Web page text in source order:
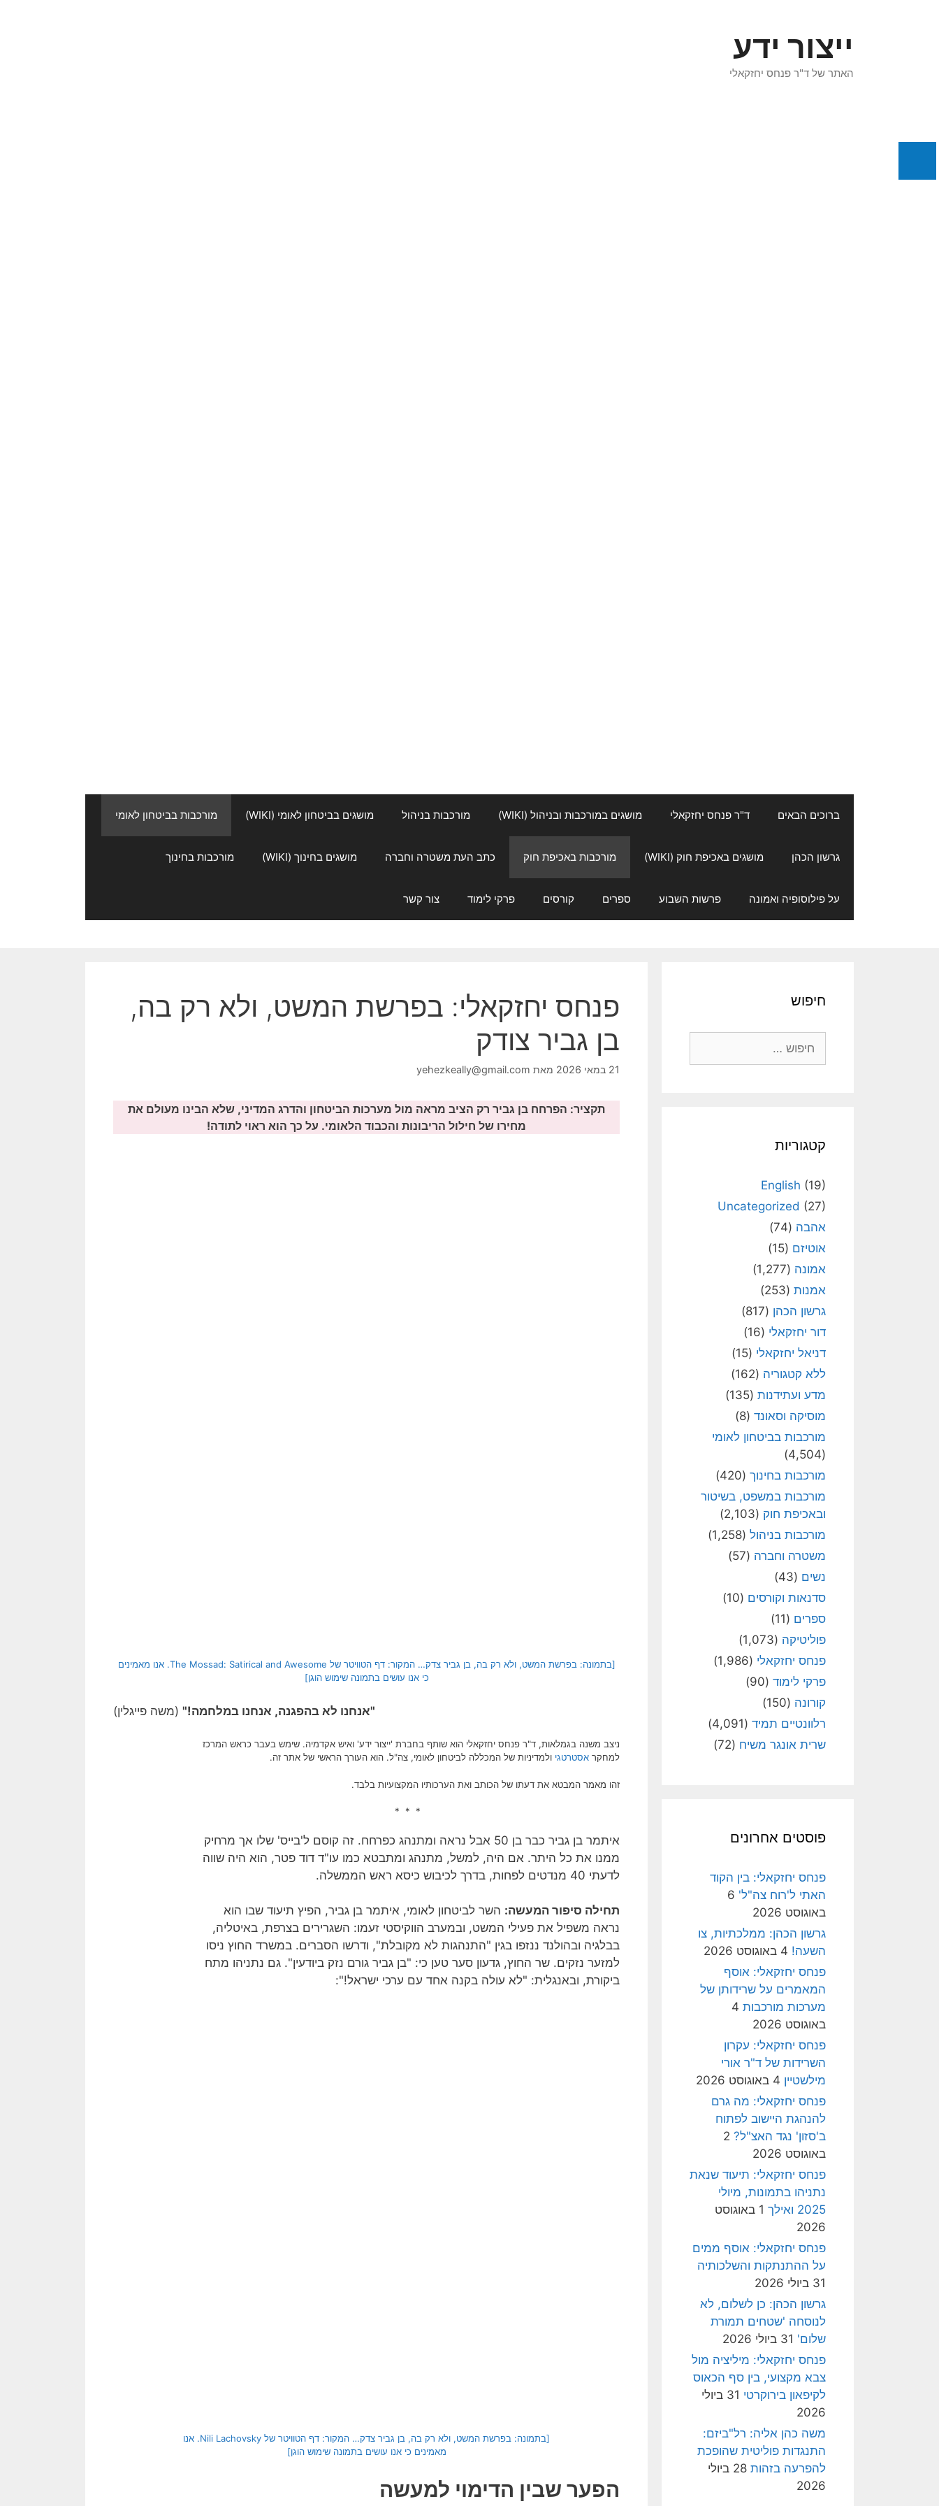
ייצור ידע
האתר של ד"ר פנחס יחזקאלי
ברוכים הבאים ד"ר פנחס יחזקאלי מושגים במורכבות ובניהול (WIKI) מורכבות בניהול מושגים בביטחון לאומי (WIKI) מורכבות בביטחון לאומי
גרשון הכהן מושגים באכיפת חוק (WIKI) מורכבות באכיפת חוק כתב העת משטרה וחברה מושגים בחינוך (WIKI) מורכבות בחינוך
על פילוסופיה ואמונה פרשות השבוע ספרים קורסים פרקי לימוד צור קשר
פנחס יחזקאלי: בפרשת המשט, ולא רק בה,
בן גביר צודק
21 במאי 2026 מאת yehezkeally@gmail.com
תקציר: הפרחח בן גביר רק הציב מראה מול מערכות הביטחון והדרג המדיני, שלא הבינו מעולם את
מחירו של חילול הריבונות והכבוד הלאומי. על כך הוא ראוי לתודה!
[בתמונה: בפרשת המשט, ולא רק בה, בן גביר צדק… המקור: דף הטוויטר של The Mossad: Satirical and Awesome. אנו מאמינים
כי אנו עושים בתמונה שימוש הוגן]
"אנחנו לא בהפגנה, אנחנו במלחמה!" (משה פייגלין)
ניצב משנה בגמלאות, ד"ר פנחס יחזקאלי הוא שותף בחברת 'ייצור ידע' ואיש אקדמיה. שימש בעבר כראש המרכז
למחקר אסטרטגי ולמדיניות של המכללה לביטחון לאומי, צה"ל. הוא העורך הראשי של אתר זה.
זהו מאמר המבטא את דעתו של הכותב ואת הערכותיו המקצועיות בלבד.
* * *
איתמר בן גביר כבר בן 50 אבל נראה ומתנהג כפרחח. זה קוסם ל'בייס' שלו אך מרחיק
ממנו את כל היתר. אם היה, למשל, מתנהג ומתבטא כמו עו"ד דוד פטר, הוא היה שווה
לדעתי 40 מנדטים לפחות, בדרך לכיבוש כיסא ראש הממשלה.
תחילה סיפור המעשה: השר לביטחון לאומי, איתמר בן גביר, הפיץ תיעוד שבו הוא
נראה משפיל את פעילי המשט, ובמערב הווקיסטי זעמו: השגרירים בצרפת, באיטליה,
בבלגיה ובהולנד ננזפו בגין "התנהגות לא מקובלת", ודרשו הסברים. במשרד החוץ ניסו
למזער נזקים. שר החוץ, גדעון סער טען כי: "בן גביר גורם נזק ביודעין". גם נתניהו מתח
ביקורת, ובאנגלית: "לא עולה בקנה אחד עם ערכי ישראל!":
[בתמונה: בפרשת המשט, ולא רק בה, בן גביר צדק… המקור: דף הטוויטר של Nili Lachovsky. אנו
מאמינים כי אנו עושים בתמונה שימוש הוגן]
הפער שבין הדימוי למעשה
חיפוש
קטגוריות
English (19)
Uncategorized (27)
אהבה (74)
אוטיזם (15)
אמונה (1,277)
אמנות (253)
גרשון הכהן (817)
דור יחזקאלי (16)
דניאל יחזקאלי (15)
ללא קטגוריה (162)
מדע ועתידנות (135)
מוסיקה וסאונד (8)
מורכבות בביטחון לאומי
(4,504)
מורכבות בחינוך (420)
מורכבות במשפט, בשיטור
ובאכיפת חוק (2,103)
מורכבות בניהול (1,258)
משטרה וחברה (57)
נשים (43)
סדנאות וקורסים (10)
ספרים (11)
פוליטיקה (1,073)
פנחס יחזקאלי (1,986)
פרקי לימוד (90)
קורונה (150)
רלוונטיים תמיד (4,091)
שרית אונגר משיח (72)
פוסטים אחרונים
פנחס יחזקאלי: בין הקוד
האתי ל'רוח צה"ל' 6
באוגוסט 2026
גרשון הכהן: ממלכתיות, צו
השעה! 4 באוגוסט 2026
פנחס יחזקאלי: אוסף
המאמרים על שרידותן של
מערכות מורכבות 4
באוגוסט 2026
פנחס יחזקאלי: עקרון
השרידות של ד"ר אורי
מילשטיין 4 באוגוסט 2026
פנחס יחזקאלי: מה גרם
להנהגת היישוב לפתוח
ב'סזון' נגד האצ"ל? 2
באוגוסט 2026
פנחס יחזקאלי: תיעוד שנאת
נתניהו בתמונות, מיולי
2025 ואילך
1 באוגוסט
2026
פנחס יחזקאלי: אוסף ממים
על ההתנתקות והשלכותיה
31 ביולי 2026
גרשון הכהן: כן לשלום, לא
לנוסחה 'שטחים תמורת
שלום' 31 ביולי 2026
פנחס יחזקאלי: מיליציה מול
צבא מקצועי, בין סף הכאוס
לקיפאון בירוקרטי
31 ביולי
2026
משה כהן אליה: רל"ביזם:
התנגדות פוליטית שהופכת
להפרעה בזהות
28 ביולי
2026